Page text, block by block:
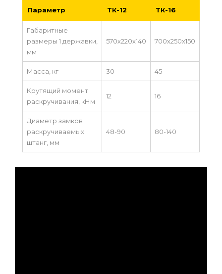
Параметр ТК-12 ТК-16
Габаритные
размеры 1 державки,
мм
570х220х140 700х250х150
Масса, кг 30 45
Крутящий момент
раскручивания, кНм
12 16
Диаметр замков
раскручиваемых
штанг, мм
48-90 80-140